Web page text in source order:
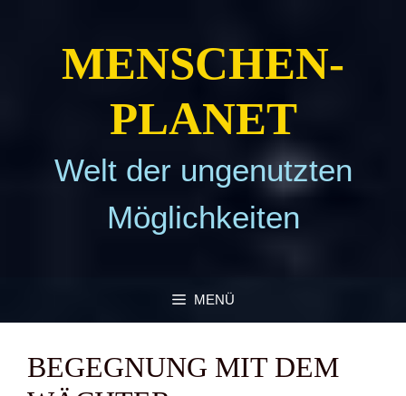
MEN­SCHEN­
PLA­NET
Welt der ungenutzten
Möglichkeiten
MENÜ
BEGEG­NUNG MIT DEM